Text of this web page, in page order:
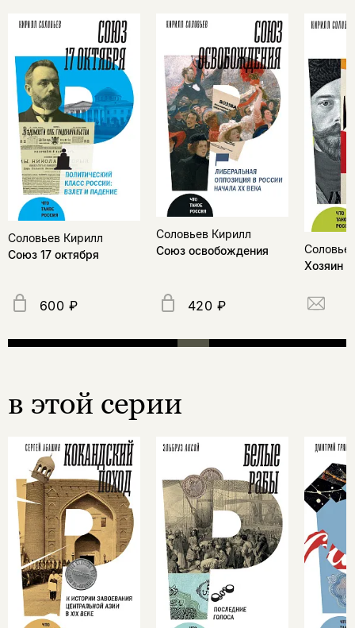
Соловьев Кирилл
Союз 17 октября
600 ₽
Соловьев Кирилл
Союз освобождения
420 ₽
Хозяин
в этой серии